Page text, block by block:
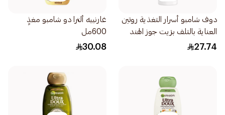
دوف شامبو أسرار التغذية روتين
العناية بالتلف بزيت جوز الهند
والزعفران 400مل
27.74
غارنييه ألترا دو شامبو مغذٍ
600مل
30.08